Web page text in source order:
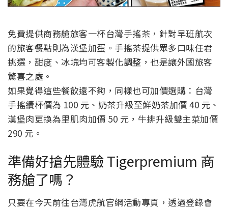
免費提供商務艙旅客一杯台灣手搖茶，針對早班航次
的旅客餐點則為漢堡加蛋。手搖茶提供眾多口味任君
挑選，甜度、冰塊均可客製化調整，也是讓外國旅客
驚喜之處。
如果覺得這些餐飲還不夠，同樣也可加價選購：台灣
手搖續杯價為 100 元、奶茶升級至鮮奶茶加價 40 元、
漢堡肉更換為里肌肉加價 50 元，牛排升級雙主菜加價
290 元。
準備好搶先體驗 Tigerpremium 商
務艙了嗎？
只要在今天前往台灣虎航官網活動專頁，透過登錄會